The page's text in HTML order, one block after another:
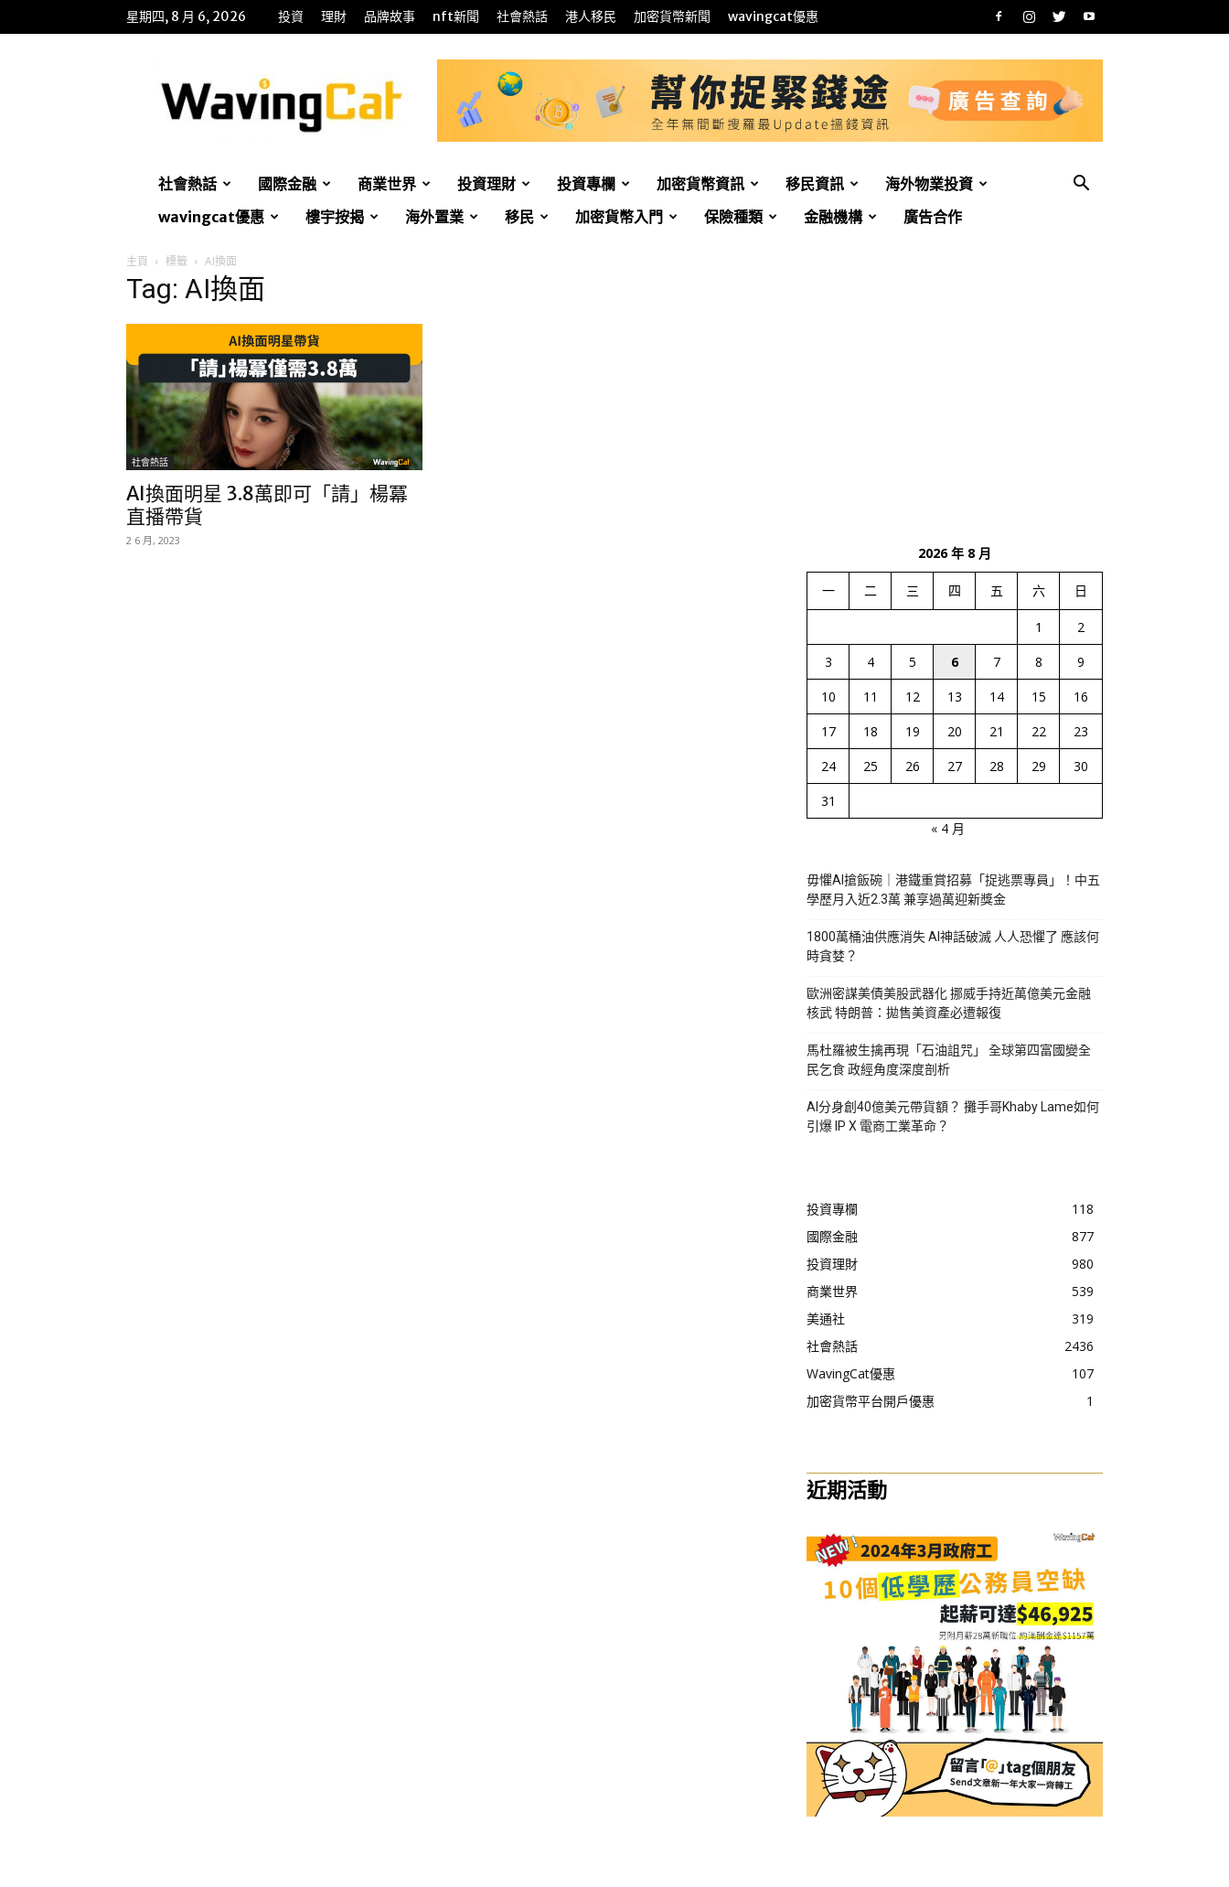
星期四, 8 月 6, 2026 投資 理財 品牌故事 nft新聞 社會熱話 港人移民 加密貨幣新聞 wavingcat優惠
招
財
貓
社會熱話 國際金融 商業世界 投資理財 投資專欄 加密貨幣資訊 移民資訊
海外物業投資
wavingcat優惠
樓宇按揭 海外置業 移民 加密貨幣入門 保險種類 金融機構 廣告合作
主頁 標籤 AI換面
Tag: AI換面
社會熱話
AI換面明星 3.8萬即可「請」楊冪
直播帶貨
2 6 月, 2023
2026 年 8 月
一 二 三 四 五 六 日
1
2
3
4 5 6 7 8
9
10
11 12 13 14 15
16
17
18 19 20 21 22
23
24
25 26 27 28 29
30
31
« 4 月
毋懼AI搶飯碗｜港鐵重賞招募「捉逃票專員」！中五
學歷月入近2.3萬 兼享過萬迎新獎金
1800萬桶油供應消失 AI神話破滅 人人恐懼了 應該何
時貪婪？
歐洲密謀美債美股武器化 挪威手持近萬億美元金融
核武 特朗普：拋售美資產必遭報復
馬杜羅被生擒再現「石油詛咒」 全球第四富國變全
民乞食 政經角度深度剖析
AI分身創40億美元帶貨額？ 攤手哥Khaby Lame如何
引爆 IP X 電商工業革命？
投資專欄
118
國際金融
877
投資理財
980
商業世界
539
美通社
319
社會熱話
2436
WavingCat優惠
107
加密貨幣平台開戶優惠
1
近期活動